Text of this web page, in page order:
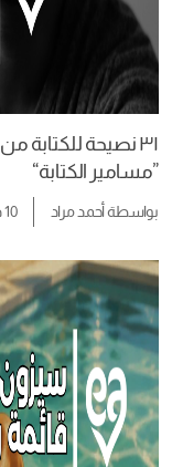
٣١ نصيحة للكتابة
”مسامير الكتابة“
بواسطةأحمد مراد 10 ديسمبر، 2020